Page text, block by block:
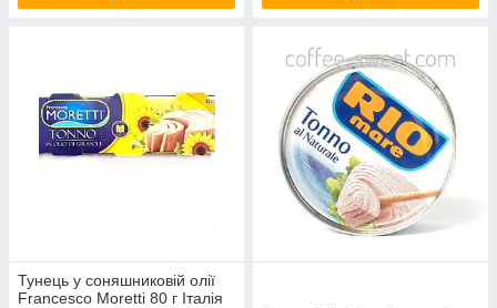
Тунець у соняшниковій олії
Francesco Moretti 80 г Італія